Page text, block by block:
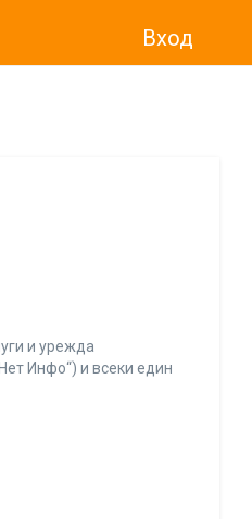
Вход
и урежда
Инфо“) и всеки един